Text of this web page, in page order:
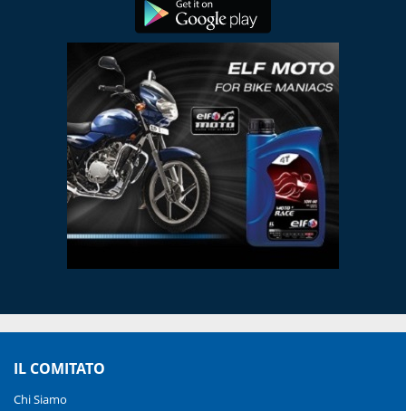
IL COMITATO
Chi Siamo